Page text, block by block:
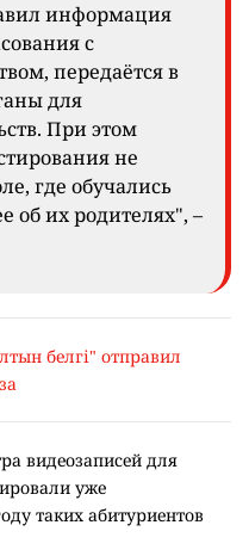
информация
с
передаётся в
для
При этом
не
где обучались
об их родителях", –
белгі" отправил
видеозаписей для
уже
таких абитуриентов